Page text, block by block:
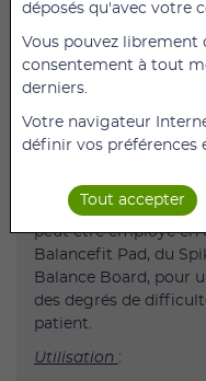
La forme spéciale
perception des
musculation des pieds
Stimule la circulation
de la plante des pieds
exercices en position
Le SISSEL Balancefit
peut être employé en
Balancefit Pad, du
Balance Board, pour
des degrés de
patient.
Utilisation :
déposés qu'avec votre
Vous pouvez librement
consentement à tout
derniers.
Votre navigateur
définir vos préférences
Tout accepter